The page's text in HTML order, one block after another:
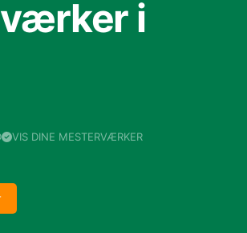
i
VIS DINE MESTERVÆRKER